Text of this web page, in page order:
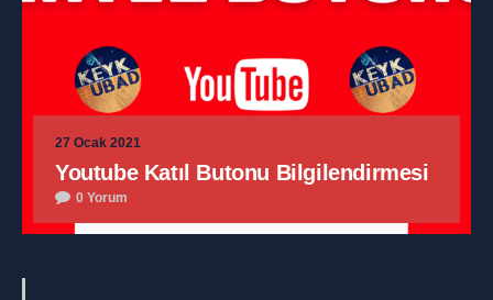
27 Ocak 2021
Youtube Katıl Butonu Bilgilendirmesi
0 Yorum